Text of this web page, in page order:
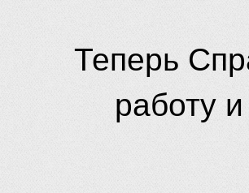
Теперь
работу